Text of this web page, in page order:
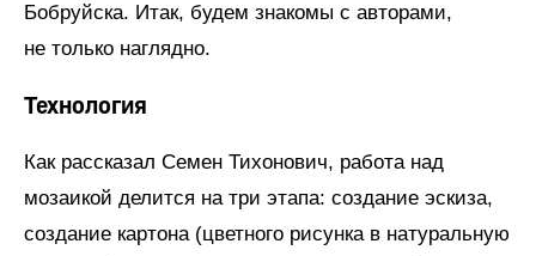
Бобруйска. Итак, будем знакомы с авторами,
не только наглядно.
Технология
Как рассказал Семен Тихонович, работа над
мозаикой делится на три этапа: создание эскиза,
создание картона (цветного рисунка в натуральную